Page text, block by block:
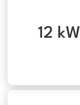
12 kW